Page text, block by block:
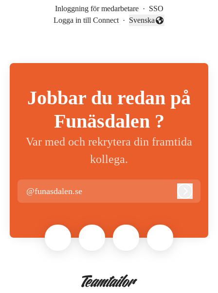
Inloggning för medarbetare · SSO
Logga in till Connect ·
Byt språk
Svenska
Jobbar du redan på
Funäsdalen ?
Var med och rekrytera din framtida
kollega.
@funasdalen.se